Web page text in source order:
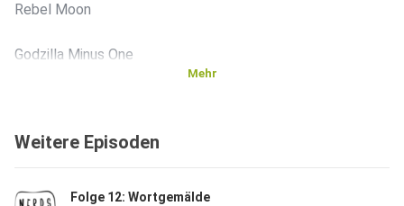
Rebel Moon
Godzilla Minus One
DnD - Honor Among Thieves
Baldur's Gate 3
Mehr
Weitere Episoden
Folge 12: Wortgemälde